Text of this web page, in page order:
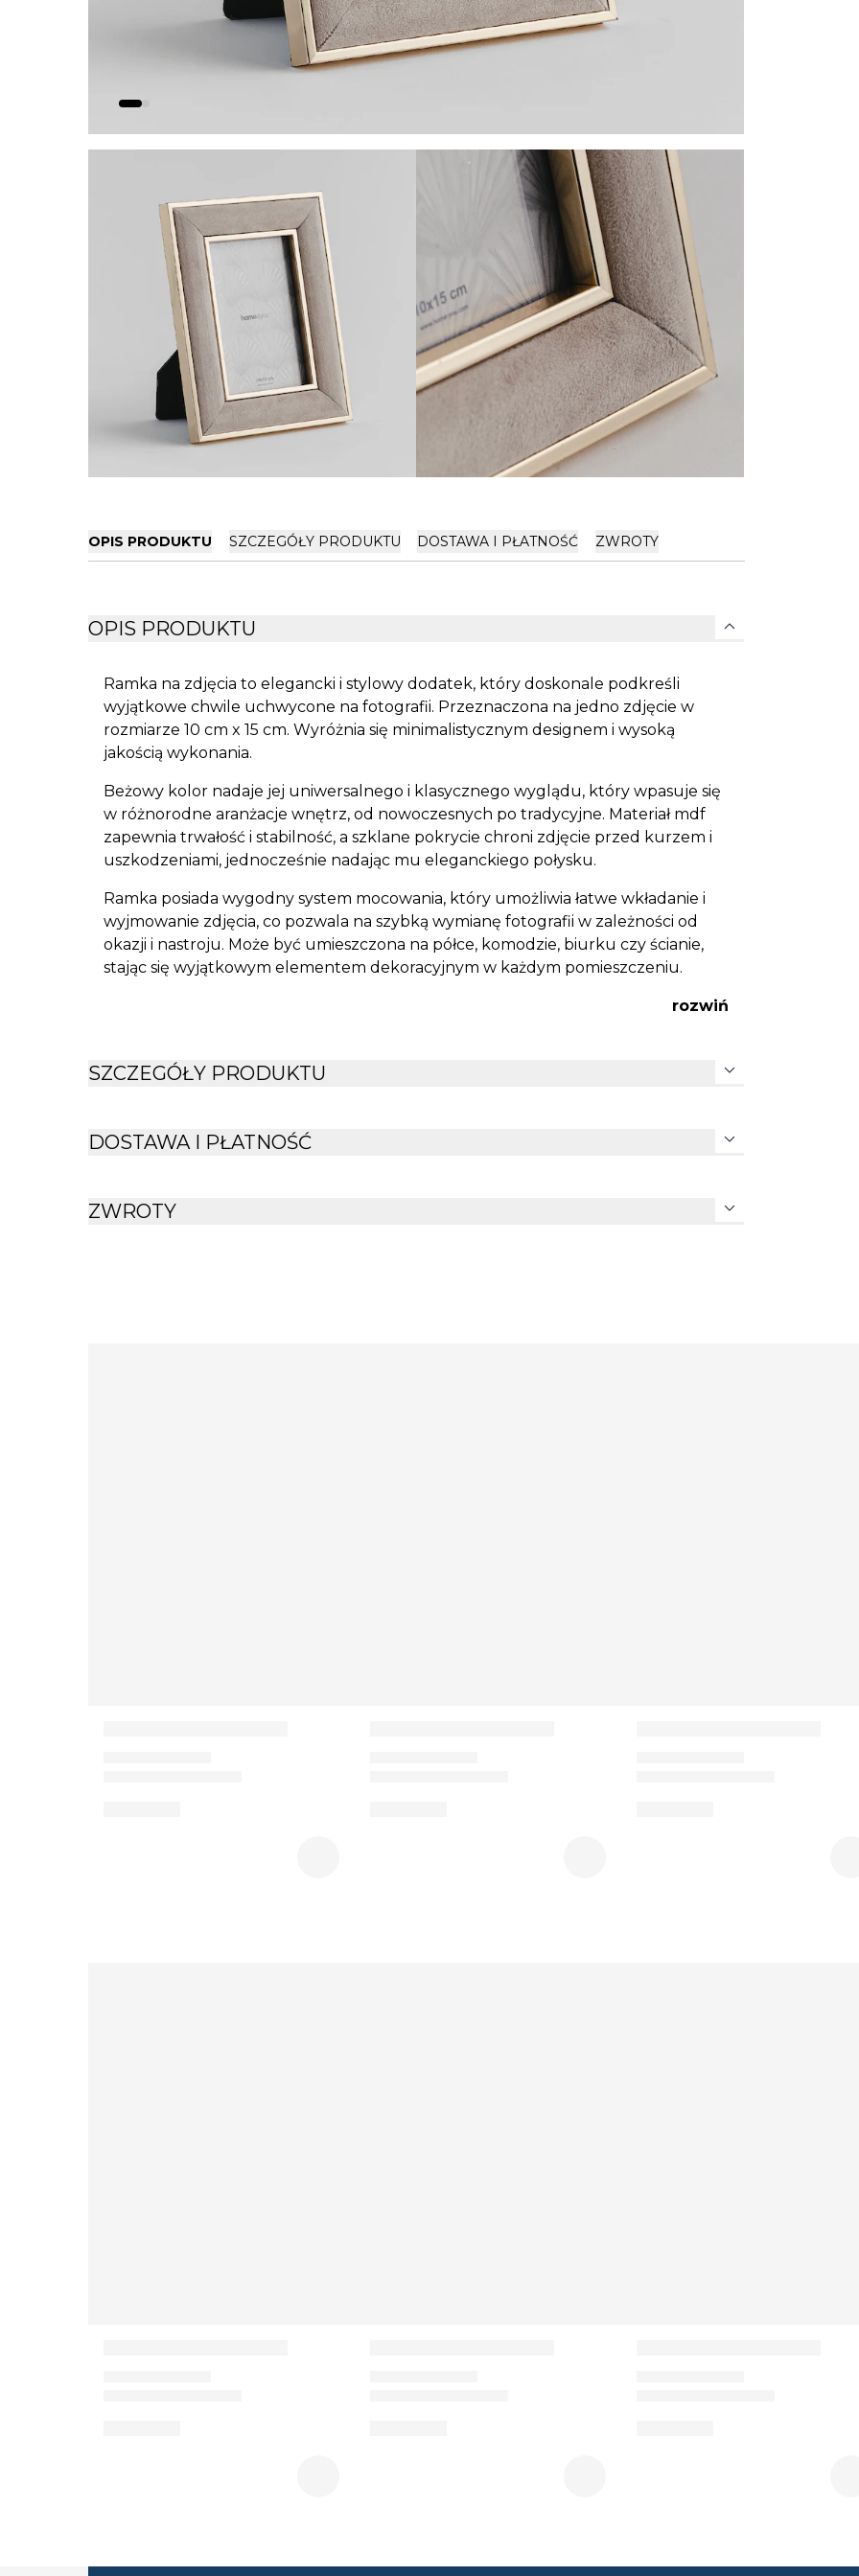
OPIS PRODUKTU SZCZEGÓŁY PRODUKTU DOSTAWA I PŁATNOŚĆ ZWROTY
OPIS PRODUKTU expand_more
Ramka na zdjęcia to elegancki i stylowy dodatek, który doskonale podkreśli
wyjątkowe chwile uchwycone na fotografii. Przeznaczona na jedno zdjęcie w
rozmiarze 10 cm x 15 cm. Wyróżnia się minimalistycznym designem i wysoką
jakością wykonania.
Beżowy kolor nadaje jej uniwersalnego i klasycznego wyglądu, który wpasuje się
w różnorodne aranżacje wnętrz, od nowoczesnych po tradycyjne. Materiał mdf
zapewnia trwałość i stabilność, a szklane pokrycie chroni zdjęcie przed kurzem i
uszkodzeniami, jednocześnie nadając mu eleganckiego połysku.
Ramka posiada wygodny system mocowania, który umożliwia łatwe wkładanie i
wyjmowanie zdjęcia, co pozwala na szybką wymianę fotografii w zależności od
okazji i nastroju. Może być umieszczona na półce, komodzie, biurku czy ścianie,
stając się wyjątkowym elementem dekoracyjnym w każdym pomieszczeniu.
rozwiń
SZCZEGÓŁY PRODUKTU expand_more
DOSTAWA I PŁATNOŚĆ expand_more
ZWROTY expand_more